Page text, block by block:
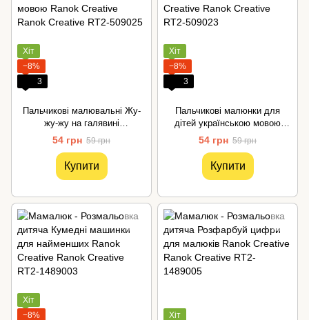
Хіт
−8%
3
Пальчикові малювальні Жу-
жу-жу на галявині
українською мовою Ranok
Creative
54 грн 59 грн
Купити
Хіт
−8%
3
Пальчикові малюнки для
дітей українською мовою
Ranok Creative
54 грн 59 грн
Купити
Хіт
−8%
Хіт